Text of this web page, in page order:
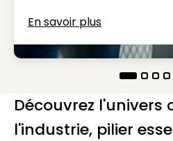
En savoir plus
Découvrez
l'industrie, pilier